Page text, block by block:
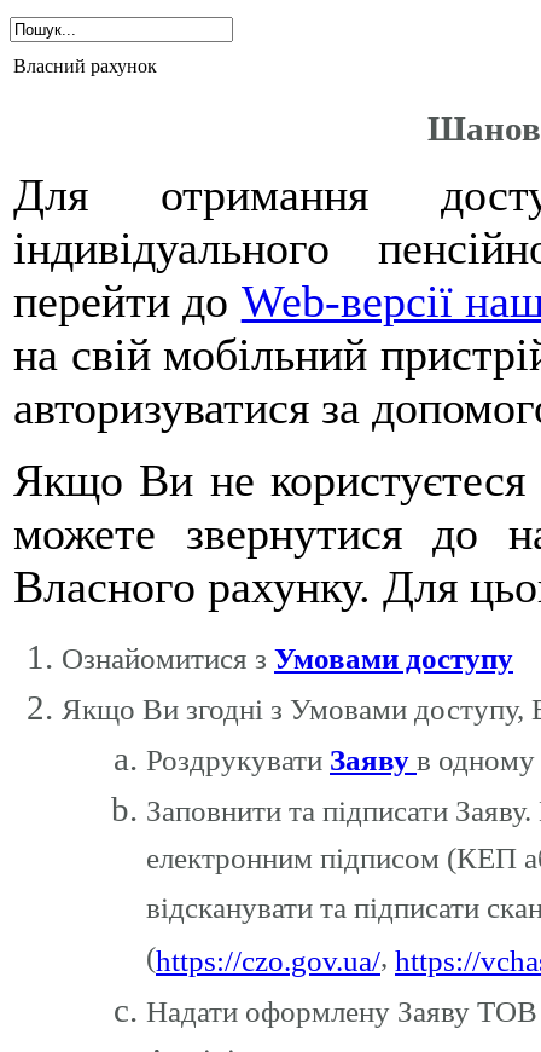
Власний рахунок
Для отримання
індивідуального
перейти до Web-версії
на свій мобільний
авторизуватися за
Якщо Ви не
можете звернутися до
Власного рахунку. Для
Ознайомитися з Умовами доступу
Якщо Ви згодні з Умовами доступу,
Роздрукувати Заяву в одному
Заповнити та підписати
електронним підписом (КЕП
відсканувати та підписати
(https://czo.gov.ua/, https://
Надати оформлену Заяву